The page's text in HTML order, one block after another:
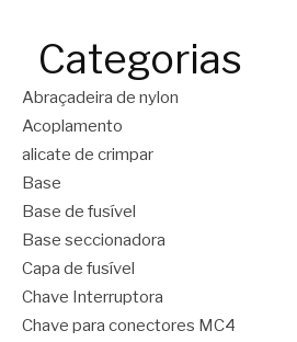
Categorias
Abraçadeira de nylon
Acoplamento
alicate de crimpar
Base
Base de fusível
Base seccionadora
Capa de fusível
Chave Interruptora
Chave para conectores MC4